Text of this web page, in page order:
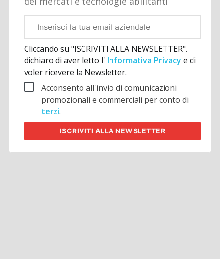
aziendale
Cliccando su "ISCRIVITI ALLA NEWSLETTER",
dichiaro di aver letto l' Informativa Privacye di
voler ricevere la Newsletter.
Acconsento all'invio di comunicazioni
promozionali e commerciali per conto di
terzi.
ISCRIVITI ALLA NEWSLETTER